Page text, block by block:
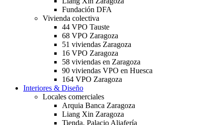
Fundación DFA
Vivienda colectiva
44 VPO Tauste
68 VPO Zaragoza
51 viviendas Zaragoza
16 VPO Zaragoza
58 viviendas en Zaragoza
90 viviendas VPO en Huesca
164 VPO Zaragoza
Interiores & Diseño
Locales comerciales
Arquia Banca Zaragoza
Liang Xin Zaragoza
Tienda. Palacio Aljafería